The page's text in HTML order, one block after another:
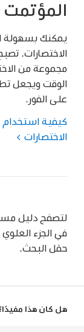
المؤتمت
يمكنك بسهولة
الاختصارات.
مجموعة من
الوقت ويجعل
على الفور.
كيفية
الاختصارات
لتصفح دليل
في الجزء
حقل البحث.
هل كان هذا